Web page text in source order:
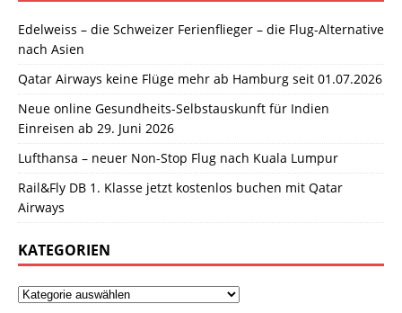
Edelweiss – die Schweizer Ferienflieger – die Flug-Alternative
nach Asien
Qatar Airways keine Flüge mehr ab Hamburg seit 01.07.2026
Neue online Gesundheits-Selbstauskunft für Indien
Einreisen ab 29. Juni 2026
Lufthansa – neuer Non-Stop Flug nach Kuala Lumpur
Rail&Fly DB 1. Klasse jetzt kostenlos buchen mit Qatar
Airways
KATEGORIEN